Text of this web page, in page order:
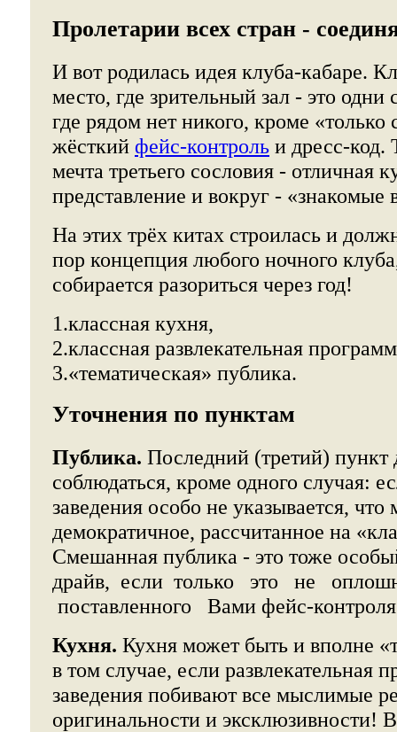
Пролетарии всех стран -
И вот родилась идея клуба-кабаре.
место, где зрительный зал - это
где рядом нет никого, кроме
жёсткий фейс-контроль и дресс-код.
мечта третьего сословия - отличная
представление и вокруг - «знакомые
На этих трёх китах строилась и
пор концепция любого ночного
собирается разориться через год!
1.классная кухня,
2.классная развлекательная
3.«тематическая» публика.
Уточнения по пунктам
Публика. Последний (третий) пункт
соблюдаться, кроме одного случая:
заведения особо не указывается,
демократичное, рассчитанное на
Смешанная публика - это тоже
драйв, если только это не
поставленного Вами фейс-
Кухня. Кухня может быть и вполне
в том случае, если развлекательная
заведения побивают все мыслимые
оригинальности и эксклюзивности!